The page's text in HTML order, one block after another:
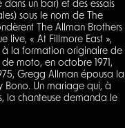
un bar) et des essais
sous le nom de The
The Allman Brothers
live, « At Fillmore East »,
à la formation originaire de
moto, en octobre 1971,
Gregg Allman épousa la
Bono. Un mariage qui, à
la chanteuse demanda le